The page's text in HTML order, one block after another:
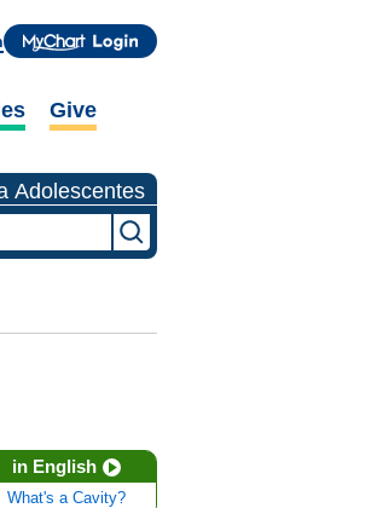
Give
Adolescentes
in English
What's a Cavity?